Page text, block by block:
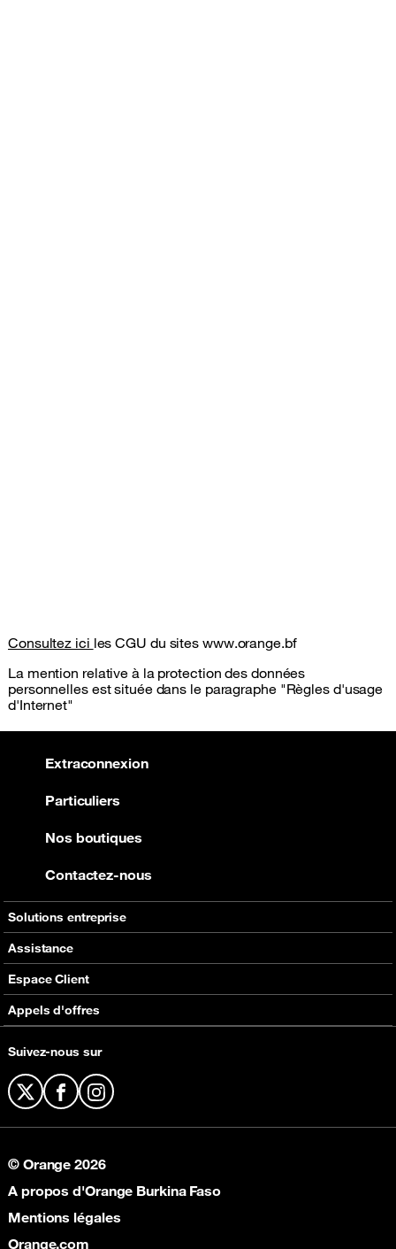
Consultez ici les CGU du sites www.orange.bf
La mention relative à la protection des données
personnelles est située dans le paragraphe "Règles d'usage
d'Internet"
Suivez-nous sur
X FacebookInstagram
Solutions entreprise
Services à valeur ajoutée
Orange Money
Equipements
Assistance
Contactez-nous
Plus d'assistance
Espace Client
Self Care
Réabonnement à la Fibre
Appels d'offres
Extraconnexion
Particuliers
Nos boutiques
Contactez-nous
© Orange 2026
A propos d'Orange Burkina Faso
Mentions légales
Orange.com